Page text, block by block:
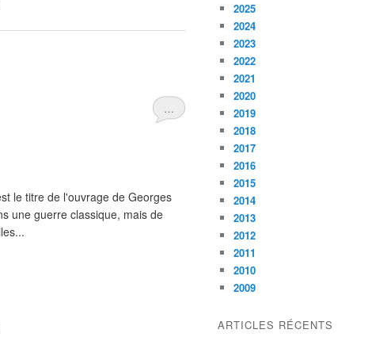
…
le titre de l'ouvrage de Georges
une guerre classique, mais de
2025
2024
2023
2022
2021
2020
2019
2018
2017
2016
2015
2014
2013
2012
2011
2010
2009
ARTICLES RÉCENTS